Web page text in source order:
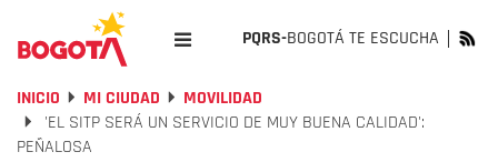
PQRS-BOGOTÁ TE ESCUCHA
INICIO MI CIUDAD
MOVILIDAD
'EL SITP SERÁ UN SERVICIO DE MUY BUENA CALIDAD':
PEÑALOSA